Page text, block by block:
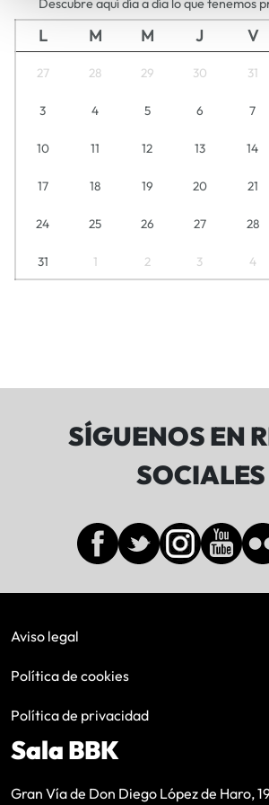
Descubre aquí día a día lo que tenemos
L M M J V
27 28 29 30 31
3 4 5 6 7
10 11 12 13 14
17 18 19 20 21
24 25 26 27 28
31 1 2 3 4
SÍGUENOS EN
SOCIALES
Aviso legal
Política de cookies
Política de privacidad
Sala BBK
Gran Vía de Don Diego López de Haro,